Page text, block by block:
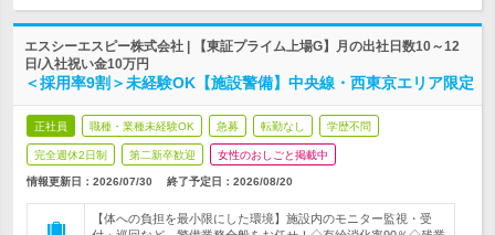
エスシーエスピー株式会社 | 【東証プライム上場G】月の出社日数10～12
日/入社祝い金10万円
＜採用率9割＞未経験OK【施設警備】中央線・西東京エリア限定
正社員 職種・業種未経験OK 急募 転勤なし 学歴不問
完全週休2日制 第二新卒歓迎 女性のおしごと掲載中
情報更新日：2026/07/30 終了予定日： 2026/08/20
【体への負担を最小限にした環境】施設内のモニター監視・受